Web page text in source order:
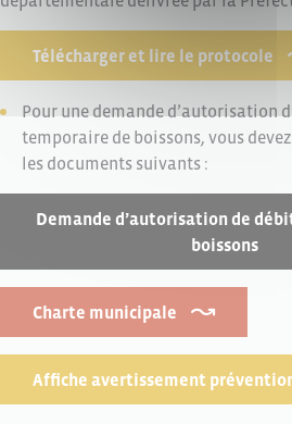
Télécharger et lire le protocole
Pour une demande d’autorisation
temporaire de boissons, vous
les documents suivants :
Demande d’autorisation de
boissons
Charte municipale
Affiche avertissement